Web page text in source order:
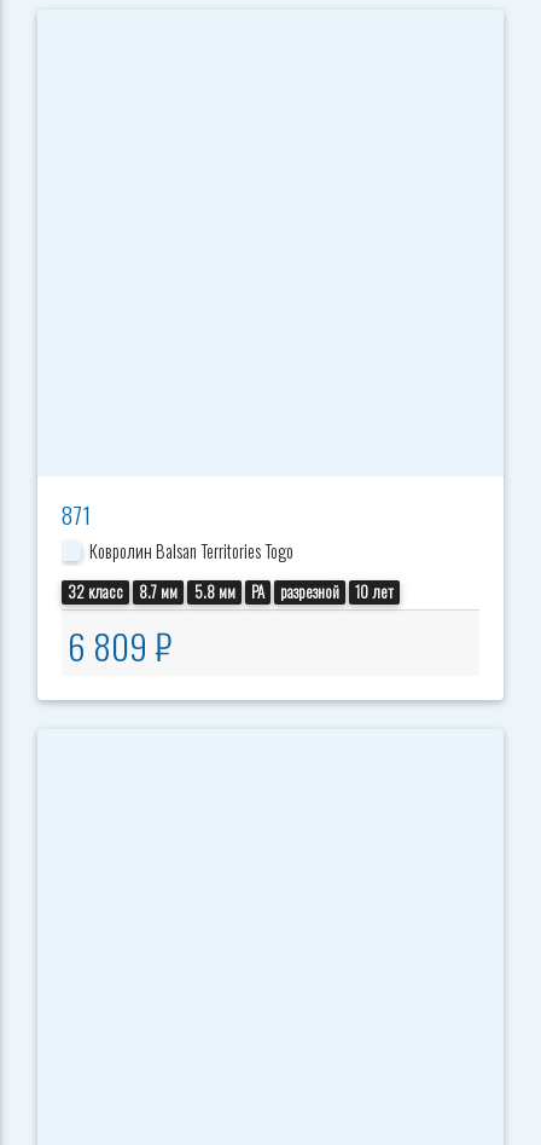
871
Ковролин Balsan Territories Togo
32 класс 8.7 мм 5.8 мм PA разрезной 10 лет
6 809 ₽